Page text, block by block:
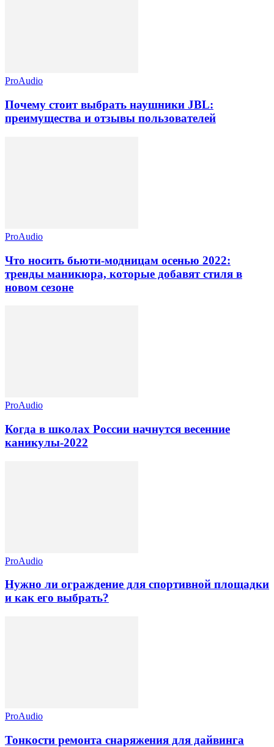
ProAudio
Почему стоит выбрать наушники JBL:
преимущества и отзывы пользователей
ProAudio
Что носить бьюти-модницам осенью 2022:
тренды маникюра, которые добавят стиля в
новом сезоне
ProAudio
Когда в школах России начнутся весенние
каникулы-2022
ProAudio
Нужно ли ограждение для спортивной площадки
и как его выбрать?
ProAudio
Тонкости ремонта снаряжения для дайвинга